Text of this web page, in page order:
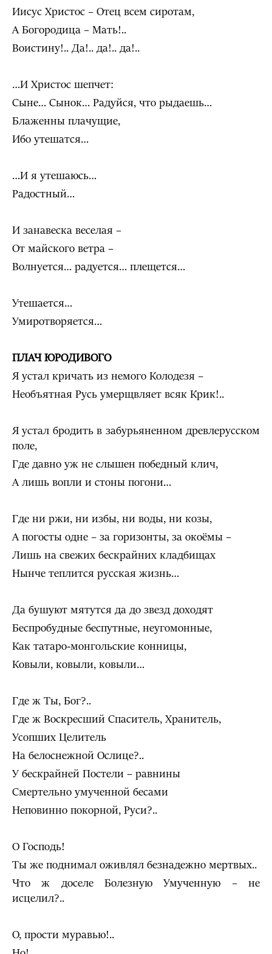
Иисус Христос – Отец всем сиротам,
А Богородица – Мать!..
Воистину!.. Да!.. да!.. да!..
…И Христос шепчет:
Сыне… Сынок… Радуйся, что рыдаешь…
Блаженны плачущие,
Ибо утешатся…
…И я утешаюсь…
Радостный…
И занавеска веселая –
От майского ветра –
Волнуется… радуется… плещется…
Утешается…
Умиротворяется…
ПЛАЧ ЮРОДИВОГО
Я устал кричать из немого Колодезя –
Необъятная Русь умерщвляет всяк Крик!..
Я устал бродить в забурьяненном древлерусском
поле,
Где давно уж не слышен победный клич,
А лишь вопли и стоны погони…
Где ни ржи, ни избы, ни воды, ни козы,
А погосты одне – за горизонты, за окоёмы –
Лишь на свежих бескрайних кладбищах
Нынче теплится русская жизнь…
Да бушуют мятутся да до звезд доходят
Беспробудные беспутные, неугомонные,
Как татаро-монгольские конницы,
Ковыли, ковыли, ковыли…
Где ж Ты, Бог?..
Где ж Воскресший Спаситель, Хранитель,
Усопших Целитель
На белоснежной Ослице?..
У бескрайней Постели – равнины
Смертельно умученной бесами
Неповинно покорной, Руси?..
О Господь!
Ты же поднимал оживлял безнадежно мертвых..
Что ж доселе Болезную Умученную – не
исцелил?..
О, прости муравью!..